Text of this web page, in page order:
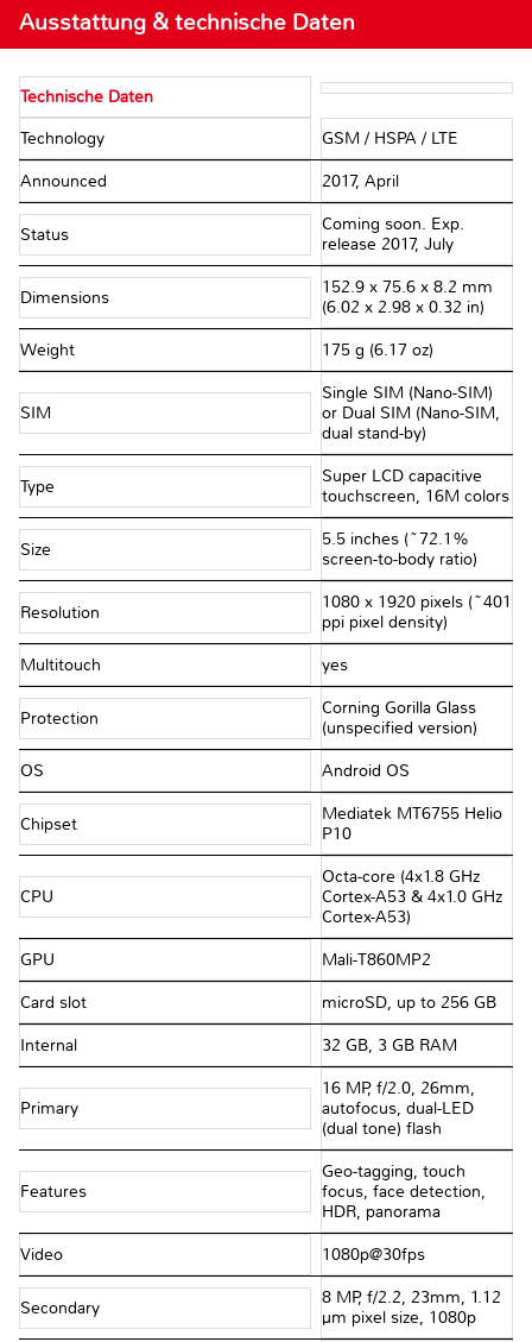
Ausstattung & technische Daten
Technische Daten
Technology GSM / HSPA / LTE
Announced 2017, April
Status
Coming soon. Exp.
release 2017, July
Dimensions
152.9 x 75.6 x 8.2 mm
(6.02 x 2.98 x 0.32 in)
Weight 175 g (6.17 oz)
SIM
Single SIM (Nano-SIM)
or Dual SIM (Nano-SIM,
dual stand-by)
Type
Super LCD capacitive
touchscreen, 16M colors
Size
5.5 inches (~72.1%
screen-to-body ratio)
Resolution
1080 x 1920 pixels (~401
ppi pixel density)
Multitouch yes
Protection
Corning Gorilla Glass
(unspecified version)
OS Android OS
Chipset
Mediatek MT6755 Helio
P10
CPU
Octa-core (4x1.8 GHz
Cortex-A53 & 4x1.0 GHz
Cortex-A53)
GPU Mali-T860MP2
Card slot microSD, up to 256 GB
Internal 32 GB, 3 GB RAM
Primary
16 MP, f/2.0, 26mm,
autofocus, dual-LED
(dual tone) flash
Features
Geo-tagging, touch
focus, face detection,
HDR, panorama
Video 1080p@30fps
Secondary
8 MP, f/2.2, 23mm, 1.12
µm pixel size, 1080p